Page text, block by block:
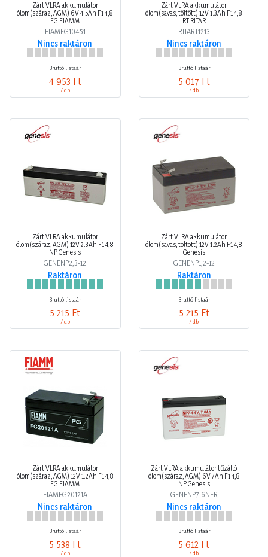
Zárt VLRA akkumulátor
ólom(száraz, AGM) 6V 4.5Ah F1 4,8
FG FIAMM
FIAMFG10451
Nincs raktáron
Bruttó listaár
4 953 Ft
/ db
Zárt VLRA akkumulátor
ólom(savas, töltött) 12V 1.3Ah F1 4,8
RT RITAR
RITART1213
Nincs raktáron
Bruttó listaár
5 017 Ft
/ db
Zárt VLRA akkumulátor
ólom(száraz, AGM) 12V 2.3Ah F1 4,8
NP Genesis
GENENP2,3-12
Raktáron
Bruttó listaár
5 215 Ft
/ db
Zárt VLRA akkumulátor
ólom(savas, töltött) 12V 1.2Ah F1 4,8
Genesis
GENENP1,2-12
Raktáron
Bruttó listaár
5 215 Ft
/ db
Zárt VLRA akkumulátor
ólom(száraz, AGM) 12V 1.2Ah F1 4,8
FG FIAMM
FIAMFG20121A
Nincs raktáron
Bruttó listaár
5 538 Ft
/ db
Zárt VLRA akkumulátor tűzálló
ólom(száraz, AGM) 6V 7Ah F1 4,8
NP Genesis
GENENP7-6NFR
Nincs raktáron
Bruttó listaár
5 612 Ft
/ db